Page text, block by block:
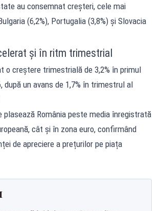
au consemnat creșteri, cele mai
(6,2%), Portugalia (3,8%) și Slovacia
și în ritm trimestrial
o creștere trimestrială de 3,2% în primul
după un avans de 1,7% în trimestrul al
plasează România peste media înregistrată
cât și în zona euro, confirmând
de apreciere a prețurilor pe piața